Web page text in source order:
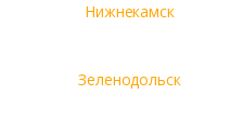
Нижнекамск
Зеленодольск